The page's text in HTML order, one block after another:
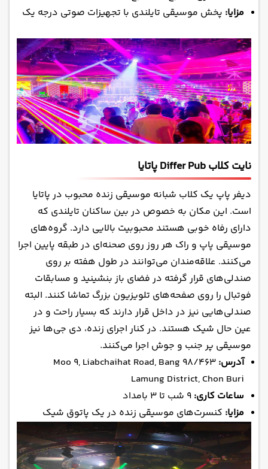
مزایا: پخش موسیقی تایلندی با تجهیزات صوتی درجه یک
نایت کلاب Differ Pub پاتایا
دیفر پاپ یک کلاب شبانه موسیقی زنده محبوب در پاتایا
است. این مکان به خصوص در بین ساکنان تایلندی که
دارای رفاه خوبی هستند محبوبیت بالایی دارد. گروه‌های
موسیقی پاپ و راک هر روز روی صحنه‌ای در طبقه پایین اجرا
می‌کنند. علاقه‌مندان می‌توانند در طول هفته بر روی
صندلی‌های قرار گرفته در فضای باز بنشینید و مسابقات
فوتبال را روی صفحه‌های تلویزیون بزرگ تماشا کنند. البته
صندلی‌هایی نیز در داخل قرار دارند که بسیار راحت و در
عین حال شیک هستند. در کنار اجرای زنده، دی جی‌ها نیز
موسیقی پر جنب و جوش اجرا می‌کنند.
آدرس:
98/463 Moo 9, Liabchaihat Road, Bang
Lamung District, Chon Buri
ساعات کاری:
مزایا: کنسرت‌های موسیقی زنده در یک پاتوق شیک